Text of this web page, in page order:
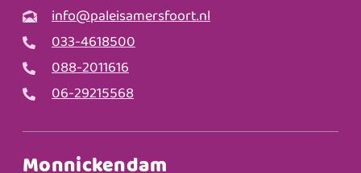
info@paleisamersfoort.nl
033-4618500
088-2011616
06-29215568
Monnickendam